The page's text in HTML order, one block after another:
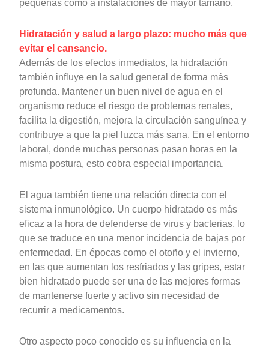
pequeñas como a instalaciones de mayor tamaño.
Hidratación y salud a largo plazo: mucho más que
evitar el cansancio.
Además de los efectos inmediatos, la hidratación
también influye en la salud general de forma más
profunda. Mantener un buen nivel de agua en el
organismo reduce el riesgo de problemas renales,
facilita la digestión, mejora la circulación sanguínea y
contribuye a que la piel luzca más sana. En el entorno
laboral, donde muchas personas pasan horas en la
misma postura, esto cobra especial importancia.
El agua también tiene una relación directa con el
sistema inmunológico. Un cuerpo hidratado es más
eficaz a la hora de defenderse de virus y bacterias, lo
que se traduce en una menor incidencia de bajas por
enfermedad. En épocas como el otoño y el invierno,
en las que aumentan los resfriados y las gripes, estar
bien hidratado puede ser una de las mejores formas
de mantenerse fuerte y activo sin necesidad de
recurrir a medicamentos.
Otro aspecto poco conocido es su influencia en la